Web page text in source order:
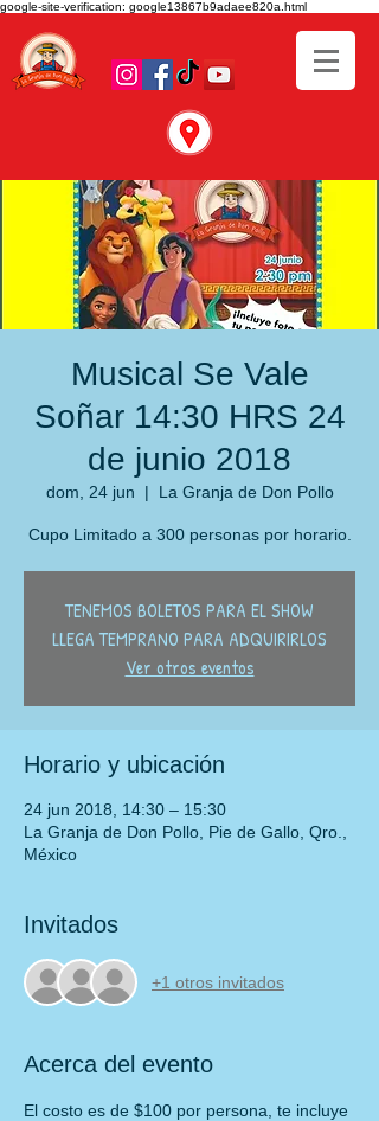
google-site-verification: google13867b9adaee820a.html
Musical Se Vale
Soñar 14:30 HRS 24
de junio 2018
dom, 24 jun
  |
La Granja de Don Pollo
Cupo Limitado a 300 personas por horario.
TENEMOS BOLETOS PARA EL SHOW
LLEGA TEMPRANO PARA ADQUIRIRLOS
Ver otros eventos
Horario y ubicación
24 jun 2018, 14:30 – 15:30
La Granja de Don Pollo, Pie de Gallo, Qro.,
México
Invitados
+1 otros invitados
Acerca del evento
El costo es de $100 por persona, te incluye